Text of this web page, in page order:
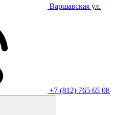
Варшавская ул.
+7 (812) 765 65 08